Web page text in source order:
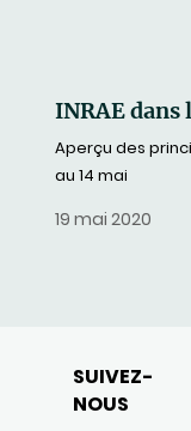
INRAE dans
Aperçu des
au 14 mai
19 mai 2020
SUIVEZ-
NOUS